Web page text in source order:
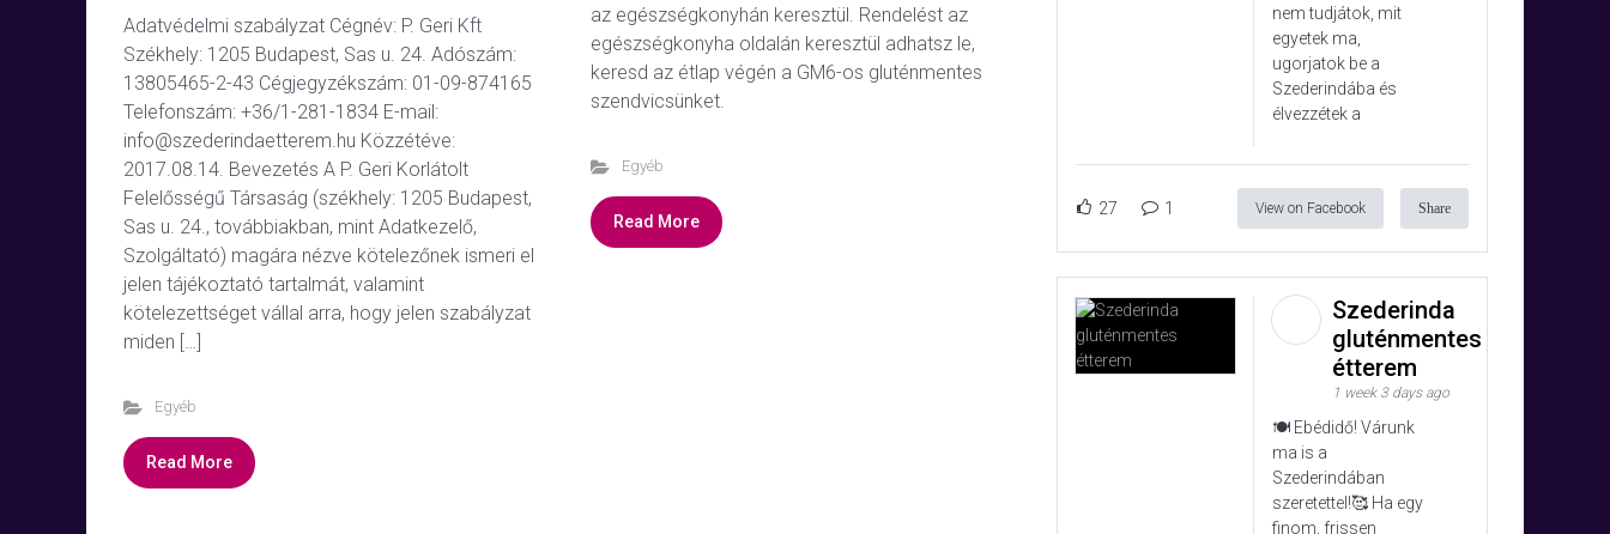
Adatvédelmi szabályzat Cégnév: P. Geri Kft
Székhely: 1205 Budapest, Sas u. 24. Adószám:
13805465-2-43 Cégjegyzékszám: 01-09-874165
Telefonszám: +36/1-281-1834 E-mail:
info@szederindaetterem.hu Közzétéve:
2017.08.14. Bevezetés A P. Geri Korlátolt
Felelősségű Társaság (székhely: 1205 Budapest,
Sas u. 24., továbbiakban, mint Adatkezelő,
Szolgáltató) magára nézve kötelezőnek ismeri el
jelen tájékoztató tartalmát, valamint
kötelezettséget vállal arra, hogy jelen szabályzat
miden […]
Egyéb
Read More
az egészségkonyhán keresztül. Rendelést az
egészségkonyha oldalán keresztül adhatsz le,
keresd az étlap végén a GM6-os gluténmentes
szendvicsünket.
Egyéb
Read More
nem tudjátok, mit
egyetek ma,
ugorjatok be a
Szederindába és
élvezzétek a
27 1 View on Facebook Share
Szederinda
gluténmentes
étterem
1 week 3 days ago
🍽️ Ebédidő! Várunk
ma is a
Szederindában
szeretettel!🥰 Ha egy
finom, frissen